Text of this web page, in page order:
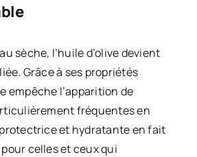
sèche, l’huile d’olive devient
Grâce à ses propriétés
empêche l’apparition de
fréquentes en
et hydratante en fait
celles et ceux qui